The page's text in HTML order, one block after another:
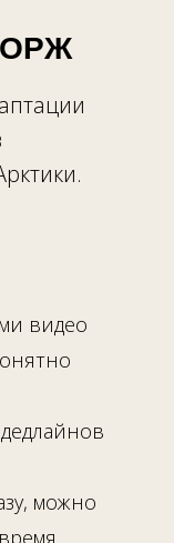
видео
можно